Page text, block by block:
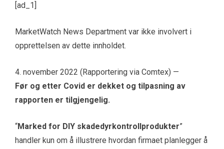
[ad_1]
MarketWatch News Department var ikke involvert i
opprettelsen av dette innholdet.
4. november 2022 (Rapportering via Comtex) —
Før og etter Covid er dekket og tilpasning av
rapporten er tilgjengelig.
“Marked for DIY skadedyrkontrollprodukter”
handler kun om å illustrere hvordan firmaet planlegger å